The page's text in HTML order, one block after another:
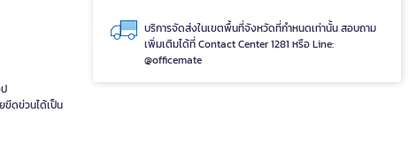
ขีดข่วนได้เป็น
บริการจัดส่งในเขตพื้นที่จังหวัดที่กำหนดเท่านั้น สอบถาม
เพิ่มเติมได้ที่ Contact Center 1281 หรือ Line:
@officemate